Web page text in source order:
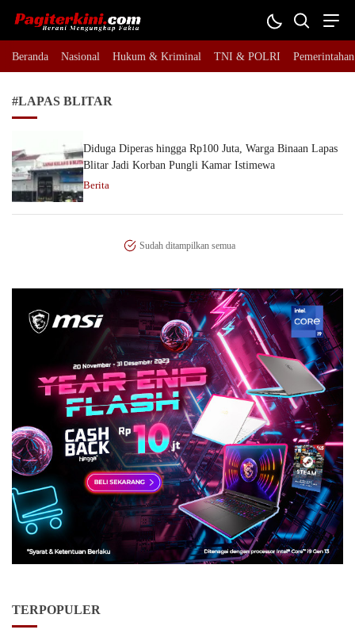
Pagiterkini.com
Berani Mengungkap Fakta
Beranda Nasional Hukum & Kriminal TNI & POLRI Pemerintahan
#LAPAS BLITAR
Diduga Diperas hingga Rp100 Juta, Warga Binaan Lapas
Blitar Jadi Korban Pungli Kamar Istimewa
Berita
Sudah ditampilkan semua
TERPOPULER